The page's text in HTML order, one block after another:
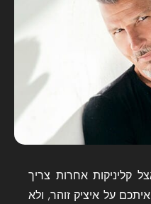
קליניקות אחרות צריך
על איציק זוהר, ולא